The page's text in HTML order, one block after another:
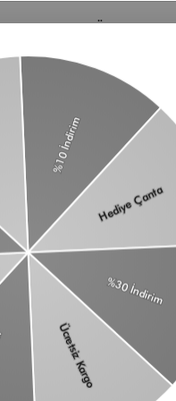
stillerimiz
Öne
Omuz Çantası
Süet Çanta
Baget Çanta
Çapraz Çanta
Kadın Cüzdan
Aksesuar
Kemer
içerikler sunmak için
Politikamızı